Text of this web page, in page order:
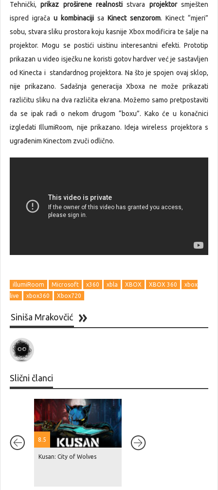
Tehnički,prikaz proširene realnosti stvara projektorsmješten
ispred igrača u kombinaciji sa Kinect senzorom. Kinect “mjeri”
sobu, stvara sliku prostora koju kasnije Xbox modificira te šalje na
projektor. Mogu se postići uistinu interesantni efekti. Prototip
prikazan u video isječku ne koristi gotov hardver već je sastavljen
od Kinecta i standardnog projektora. Na što je spojen ovaj sklop,
nije prikazano. Sadašnja generacija Xboxa ne može prikazati
različitu sliku na dva različita ekrana. Možemo samo pretpostaviti
da se ipak radi o nekom drugom “boxu”. Kako će u konačnici
izgledati IllumiRoom, nije prikazano. Ideja wireless projektora s
ugrađenim Kinectom zvuči odlično.
illumiRoom Microsoft x360 xbla XBOX XBOX 360
xbox
live
xbox360 Xbox720
Siniša Mrakovčić
Slični članci
8.5
Kusan: City of Wolves